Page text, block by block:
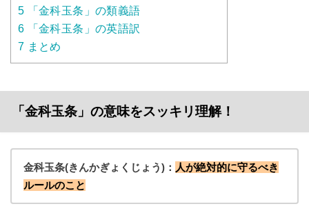
5 「金科玉条」の類義語
6 「金科玉条」の英語訳
7 まとめ
「金科玉条」の意味をスッキリ理解！
金科玉条(きんかぎょくじょう)： 人が絶対的に守るべき
ルールのこと